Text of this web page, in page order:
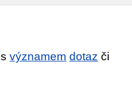
svýznamem dotaz či